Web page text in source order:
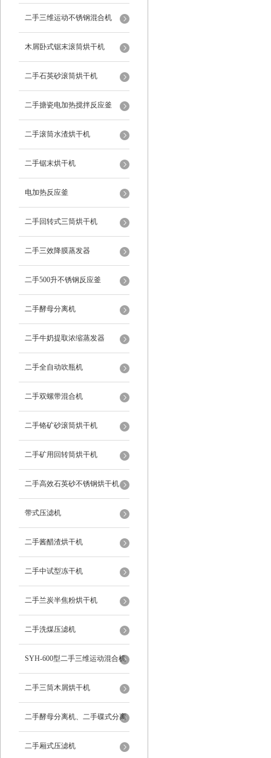
二手三维运动不锈钢混合机
木屑卧式锯末滚筒烘干机
二手石英砂滚筒烘干机
二手搪瓷电加热搅拌反应釜
二手滚筒水渣烘干机
二手锯末烘干机
电加热反应釜
二手回转式三筒烘干机
二手三效降膜蒸发器
二手500升不锈钢反应釜
二手酵母分离机
二手牛奶提取浓缩蒸发器
二手全自动吹瓶机
二手双螺带混合机
二手铬矿砂滚筒烘干机
二手矿用回转筒烘干机
二手高效石英砂不锈钢烘干机
带式压滤机
二手酱醋渣烘干机
二手中试型冻干机
二手兰炭半焦粉烘干机
二手洗煤压滤机
SYH-600型二手三维运动混合机
二手三筒木屑烘干机
二手酵母分离机、二手碟式分离
机
二手厢式压滤机